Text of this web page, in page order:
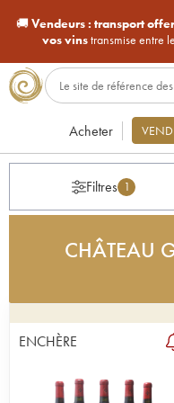
🚚Vendeurs : transport
vos vinstransmise entre
Acheter
Filtres 1
CHÂTEAU
illustres voisins.
18ème siècle, est
l'emplacement de
par les Chevaliers
ENCHÈRE